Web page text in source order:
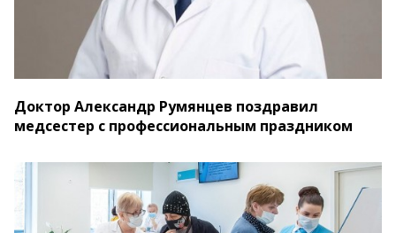
Доктор Александр Румянцев поздравил
медсестер с профессиональным праздником